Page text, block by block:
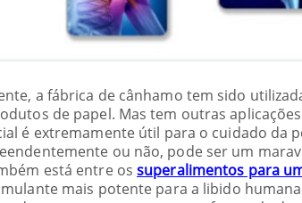
a fábrica de cânhamo tem sido
de papel. Mas tem outras
é extremamente útil para o cuidado da
ou não, pode ser um
está entre ossuperalimentos para
mais potente para a libido